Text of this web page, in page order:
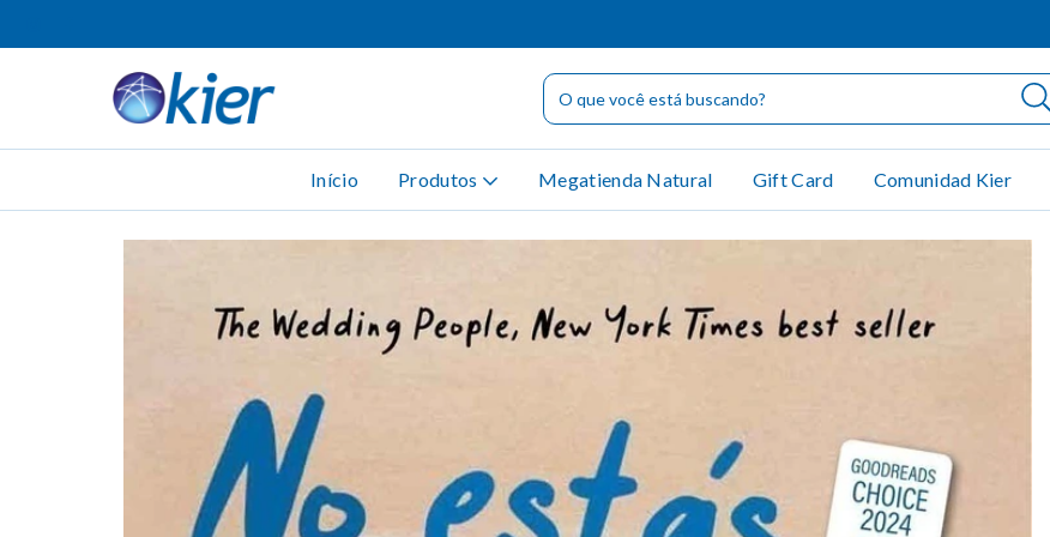
Início Produtos Megatienda Natural Gift Card Comunidad Kier